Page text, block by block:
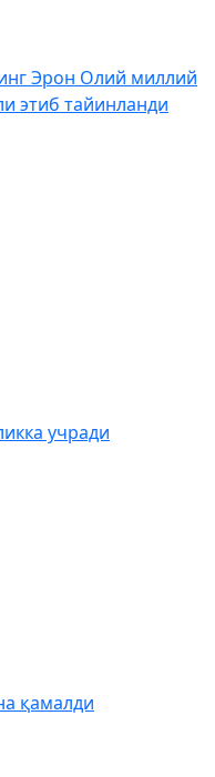
Эрон Олий миллий
этиб тайинланди
учради
қамалди